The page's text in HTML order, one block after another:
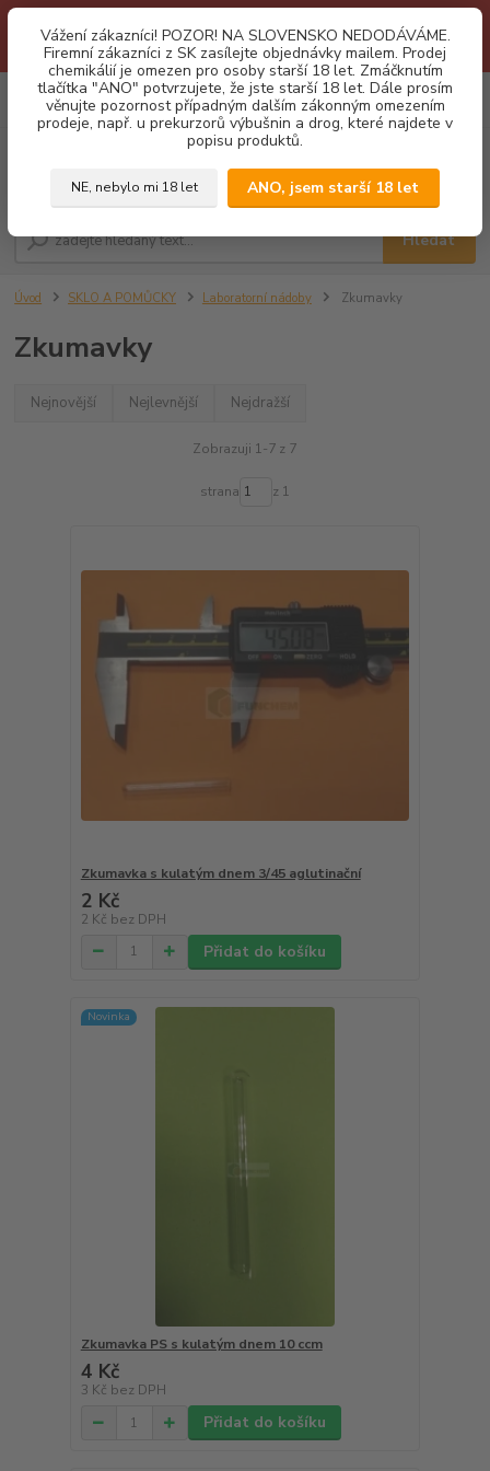
je neustálé porušování obchodních podmínek. Firemní zájemci o naše
produkty z SK zasílejte objednávky mailovou cestou. Děkujeme!
Vážení zákazníci! POZOR! NA SLOVENSKO NEDODÁVÁME.
Firemní zákazníci z SK zasílejte objednávky mailem. Prodej
chemikálií je omezen pro osoby starší 18 let. Zmáčknutím
tlačítka "ANO" potvrzujete, že jste starší 18 let. Dále prosím
věnujte pozornost případným dalším zákonným omezením
prodeje, např. u prekurzorů výbušnin a drog, které najdete v
popisu produktů.
NE, nebylo mi 18 let ANO, jsem starší 18 let
Menu
CZK
Hledat
0
za0,00 Kč
Úvod SKLO A POMŮCKY Laboratorní nádoby Zkumavky
Zkumavky
Nejnovější Nejlevnější Nejdražší
Zobrazuji 1-7 z 7
strana z 1
Zkumavka s kulatým dnem 3/45 aglutinační
2 Kč
2 Kč bez DPH
Přidat do košíku
Novinka
Zkumavka PS s kulatým dnem 10 ccm
4 Kč
3 Kč bez DPH
Přidat do košíku